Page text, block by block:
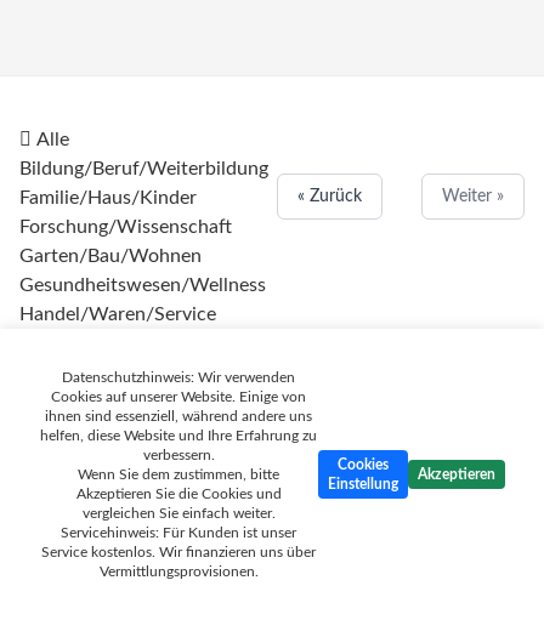
Alle
Bildung/Beruf/Weiterbildung
Familie/Haus/Kinder
Forschung/Wissenschaft
Garten/Bau/Wohnen
Gesundheitswesen/Wellness
Handel/Waren/Service
Informationen/Medien
Ingenieurwesen
IT/Software/Web 2.0
Kleidung/Lifestyle
Kommunikation/Computer
Kultur/Kunst
Marketing/Werbung
Politik/Gesellschaft
« Zurück Weiter »
Datenschutzhinweis: Wir verwenden
Cookies auf unserer Website. Einige von
ihnen sind essenziell, während andere uns
helfen, diese Website und Ihre Erfahrung zu
verbessern.
Wenn Sie dem zustimmen, bitte
Akzeptieren Sie die Cookies und
vergleichen Sie einfach weiter.
Servicehinweis: Für Kunden ist unser
Service kostenlos. Wir finanzieren uns über
Vermittlungsprovisionen.
Cookies
Einstellung
Akzeptieren